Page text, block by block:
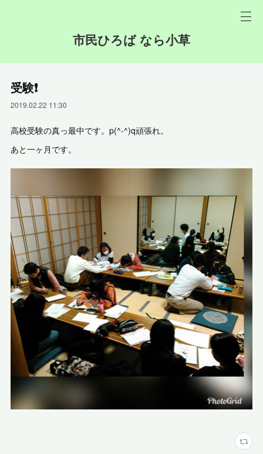
市民ひろば なら小草
受験❗
2019.02.22 11:30
高校受験の真っ最中です。p(^-^)q頑張れ。
あと一ヶ月です。